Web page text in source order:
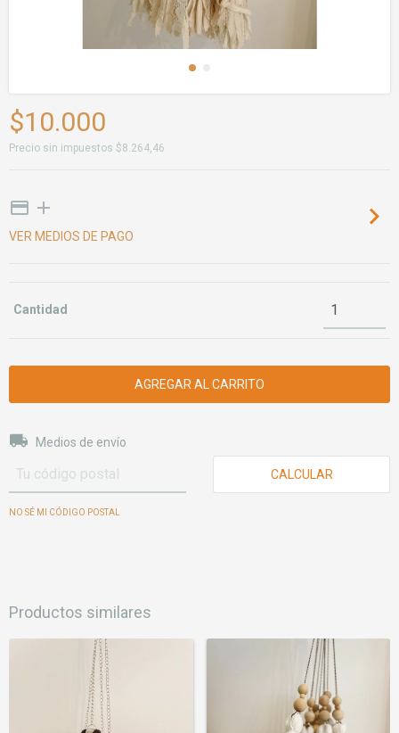
$10.000
Precio sin impuestos $8.264,46
VER MEDIOS DE PAGO
Cantidad
Entregas para el CP:
Medios de envío
CALCULAR
NO SÉ MI CÓDIGO POSTAL
Productos similares